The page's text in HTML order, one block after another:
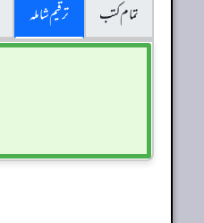
تمام کتب
ترقیم شاملہ